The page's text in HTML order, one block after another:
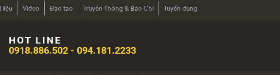
liệu Video Đào tạo Truyền Thông & Báo Chí Tuyển dụng
HOT LINE
0918.886.502 - 094.181.2233